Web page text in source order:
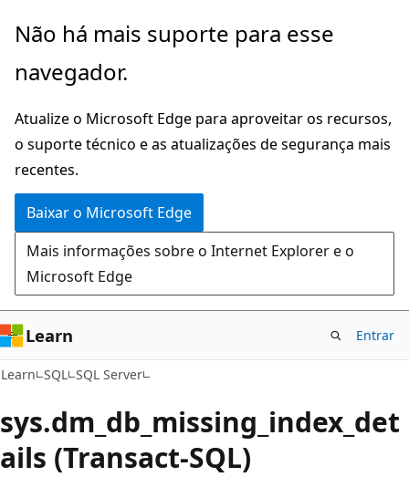
Pular
o
principal
Não há mais suporte para esse
navegador.
Atualize o Microsoft Edge para aproveitar os recursos,
o suporte técnico e as atualizações de segurança mais
recentes.
Baixar o Microsoft Edge
Mais informações sobre o Internet Explorer e o
Microsoft Edge
Learn Entrar
Learn SQL SQL Server
sys.dm_db_missing_index_det
ails (Transact-SQL)